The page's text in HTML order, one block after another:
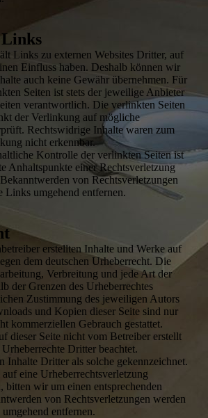
Links zu externen Websites Dritter, auf
Einfluss haben. Deshalb können wir
auch keine Gewähr übernehmen. Für
Seiten ist stets der jeweilige Anbieter
verantwortlich. Die verlinkten Seiten
der Verlinkung auf mögliche
Rechtswidrige Inhalte waren zum
nicht erkennbar.
Kontrolle der verlinkten Seiten ist
Anhaltspunkte einer Rechtsverletzung
von Rechtsverletzungen
Links umgehend entfernen.
erstellten Inhalte und Werke auf
dem deutschen Urheberrecht. Die
Verbreitung und jede Art der
der Grenzen des Urheberrechtes
Zustimmung des jeweiligen Autors
und Kopien dieser Seite sind nur
kommerziellen Gebrauch gestattet.
dieser Seite nicht vom Betreiber erstellt
Dritter beachtet.
Inhalte Dritter als solche gekennzeichnet.
eine Urheberrechtsverletzung
bitten wir um einen entsprechenden
von Rechtsverletzungen werden
entfernen.